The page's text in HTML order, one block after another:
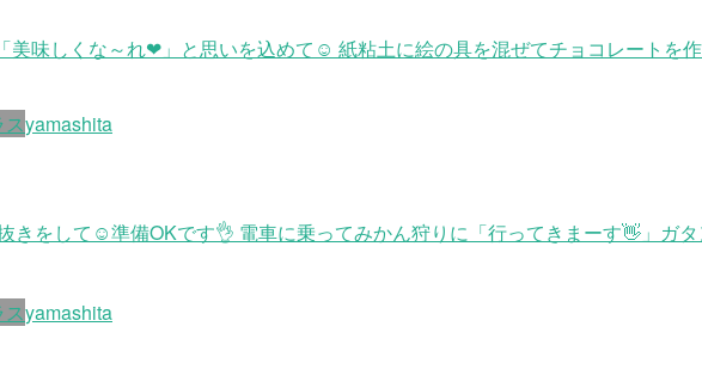
美味しくな～れ❤」と思いを込めて☺ 紙粘土に絵の具を混ぜてチョコレートを
yamashita
をして☺準備OKです👌 電車に乗ってみかん狩りに「行ってきまーす👋」ガ
yamashita